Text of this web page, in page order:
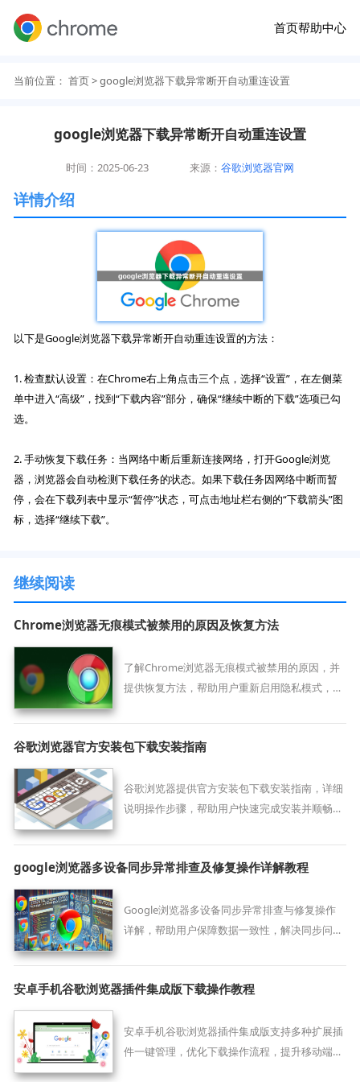
首页帮助中心
当前位置： 首页> google浏览器下载异常断开自动重连设置
google浏览器下载异常断开自动重连设置
时间：2025-06-23 来源：谷歌浏览器官网
详情介绍
以下是Google浏览器下载异常断开自动重连设置的方法：
1. 检查默认设置：在Chrome右上角点击三个点，选择“设置”，在左侧菜
单中进入“高级”，找到“下载内容”部分，确保“继续中断的下载”选项已勾
选。
2. 手动恢复下载任务：当网络中断后重新连接网络，打开Google浏览
器，浏览器会自动检测下载任务的状态。如果下载任务因网络中断而暂
停，会在下载列表中显示“暂停”状态，可点击地址栏右侧的“下载箭头”图
标，选择“继续下载”。
继续阅读
Chrome浏览器无痕模式被禁用的原因及恢复方法
了解Chrome浏览器无痕模式被禁用的原因，并
提供恢复方法，帮助用户重新启用隐私模式，保
谷歌浏览器官方安装包下载安装指南
谷歌浏览器提供官方安装包下载安装指南，详细
说明操作步骤，帮助用户快速完成安装并顺畅使
google浏览器多设备同步异常排查及修复操作详解教程
Google浏览器多设备同步异常排查与修复操作
详解，帮助用户保障数据一致性，解决同步问
安卓手机谷歌浏览器插件集成版下载操作教程
安卓手机谷歌浏览器插件集成版支持多种扩展插
件一键管理，优化下载操作流程，提升移动端浏